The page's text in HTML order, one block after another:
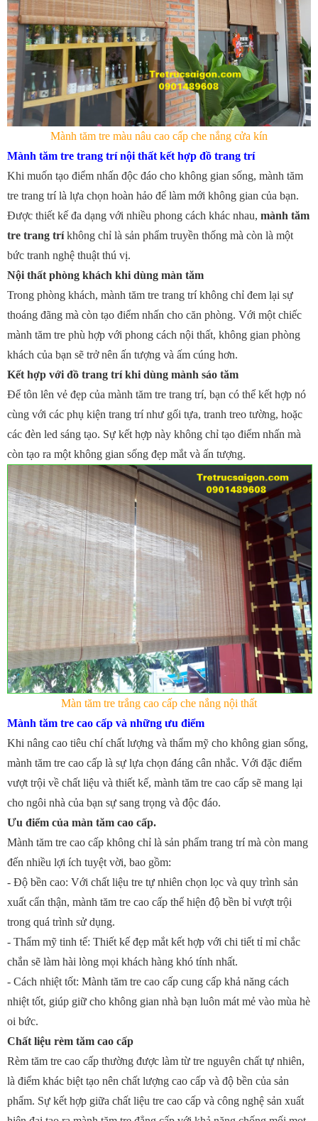
Mành tăm tre màu nâu cao cấp che nắng cửa kín
Mành tăm tre trang trí nội thất kết hợp đồ trang trí
Khi muốn tạo điểm nhấn độc đáo cho không gian sống, mành tăm
tre trang trí là lựa chọn hoàn hảo để làm mới không gian của bạn.
Được thiết kế đa dạng với nhiều phong cách khác nhau, mành tăm
tre trang tríkhông chỉ là sản phẩm truyền thống mà còn là một
bức tranh nghệ thuật thú vị.
Nội thất phòng khách khi dùng màn tăm
Trong phòng khách, mành tăm tre trang trí không chỉ đem lại sự
thoáng đãng mà còn tạo điểm nhấn cho căn phòng. Với một chiếc
mành tăm tre phù hợp với phong cách nội thất, không gian phòng
khách của bạn sẽ trở nên ấn tượng và ấm cúng hơn.
Kết hợp với đồ trang trí khi dùng mành sáo tăm
Để tôn lên vẻ đẹp của mành tăm tre trang trí, bạn có thể kết hợp nó
cùng với các phụ kiện trang trí như gối tựa, tranh treo tường, hoặc
các đèn led sáng tạo. Sự kết hợp này không chỉ tạo điểm nhấn mà
còn tạo ra một không gian sống đẹp mắt và ấn tượng.
Màn tăm tre trắng cao cấp che nắng nội thất
Mành tăm tre cao cấp và những ưu điểm
Khi nâng cao tiêu chí chất lượng và thẩm mỹ cho không gian sống,
mành tăm tre cao cấp là sự lựa chọn đáng cân nhắc. Với đặc điểm
vượt trội về chất liệu và thiết kế, mành tăm tre cao cấp sẽ mang lại
cho ngôi nhà của bạn sự sang trọng và độc đáo.
Ưu điểm của màn tăm cao cấp.
Mành tăm tre cao cấp không chỉ là sản phẩm trang trí mà còn mang
đến nhiều lợi ích tuyệt vời, bao gồm:
- Độ bền cao: Với chất liệu tre tự nhiên chọn lọc và quy trình sản
xuất cẩn thận, mành tăm tre cao cấp thể hiện độ bền bỉ vượt trội
trong quá trình sử dụng.
- Thẩm mỹ tinh tế: Thiết kế đẹp mắt kết hợp với chi tiết tỉ mỉ chắc
chắn sẽ làm hài lòng mọi khách hàng khó tính nhất.
- Cách nhiệt tốt: Mành tăm tre cao cấp cung cấp khả năng cách
nhiệt tốt, giúp giữ cho không gian nhà bạn luôn mát mẻ vào mùa hè
oi bức.
Chất liệu rèm tăm cao cấp
Rèm tăm tre cao cấp thường được làm từ tre nguyên chất tự nhiên,
là điểm khác biệt tạo nên chất lượng cao cấp và độ bền của sản
phẩm. Sự kết hợp giữa chất liệu tre cao cấp và công nghệ sản xuất